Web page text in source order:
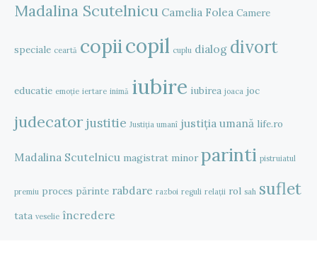
Madalina Scutelnicu Camelia Folea Camere
speciale ceartă copiicopil cuplu dialog divort
educatie emoție iertare inimă iubire iubirea joaca joc
judecator justitie Justiția umanî justiția umană life.ro
Madalina Scutelnicu magistrat minor parinti pistruiatul
premiu proces părinte rabdare razboi reguli relații rol sah suflet
tata veselie încredere